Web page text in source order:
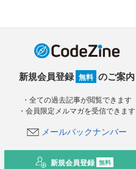
新規会員登録 無料 のご案内
・全ての過去記事が閲覧できます
・会員限定メルマガを受信できます
メールバックナンバー
新規会員登録 無料